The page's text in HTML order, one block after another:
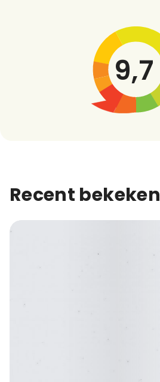
9,7
Recent bekeken